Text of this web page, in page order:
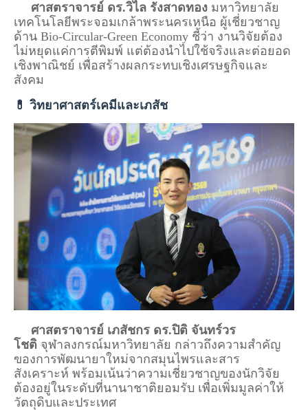
ศาสตราจารย์ ดร.วิไล รังสาดทอง มหาวิทยาลัย
เทคโนโลยีพระจอมเกล้าพระนครเหนือ ผู้เชี่ยวชาญ
ด้าน Bio-Circular-Green Economy ชี้ว่า งานวิจัยต้อง
ไม่หยุดแค่การตีพิมพ์ แต่ต้องนำไปใช้จริงและต่อยอด
เชิงพาณิชย์ เพื่อสร้างผลกระทบเชิงเศรษฐกิจและ
สังคม
💊 วิทยาศาสตร์เคมีและเภสัช
ศาสตราจารย์ เภสัชกร ดร.ปิติ จันทร์วร
โชติ จุฬาลงกรณ์มหาวิทยาลัย กล่าวถึงความสำคัญ
ของการพัฒนายาใหม่จากสมุนไพรและสาร
สังเคราะห์ พร้อมเน้นว่าความเชี่ยวชาญของนักวิจัย
ต้องอยู่ในระดับที่นานาชาติยอมรับ เพื่อเพิ่มมูลค่าให้
วัตถุดิบและประเทศ